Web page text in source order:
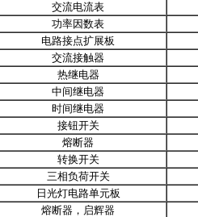
交流电流表
功率因数表
电路接点扩展板
交流接触器
热继电器
中间继电器
时间继电器
接钮开关
熔断器
转换开关
三相负荷开关
日光灯电路单元板
熔断器，启辉器